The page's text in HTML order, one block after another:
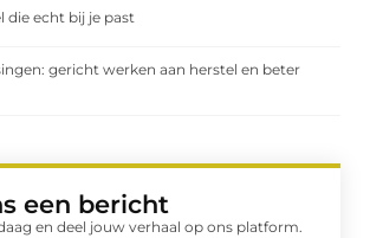
die echt bij je past
gericht werken aan herstel en beter
een bericht
en deel jouw verhaal op ons platform.